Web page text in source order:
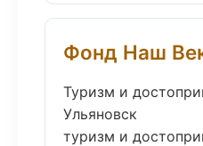
Фонд Наш
Туризм и
Ульяновск
туризм и